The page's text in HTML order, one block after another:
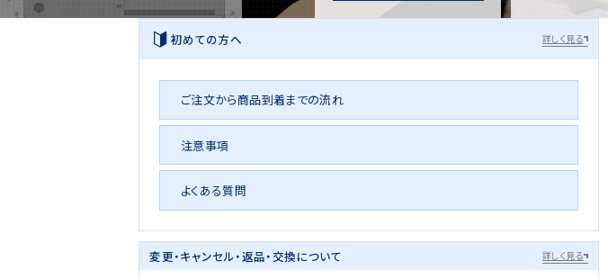
初めての方へ 詳しく見る
ご注文から商品到着までの流れ
注意事項
よくある質問
変更・キャンセル・返品・交換について 詳しく見る